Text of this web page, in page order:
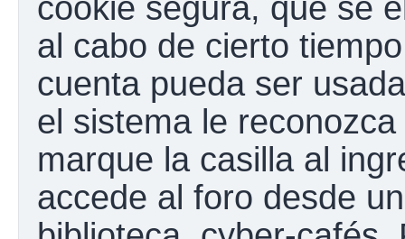
cookie segura, que se
al cabo de cierto
cuenta pueda ser
el sistema le
marque la casilla al
accede al foro desde